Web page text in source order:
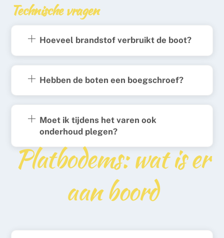
Technische vragen
Hoeveel brandstof verbruikt de boot?
Hebben de boten een boegschroef?
Moet ik tijdens het varen ook
onderhoud plegen?
Platbodems: wat is er
aan boord